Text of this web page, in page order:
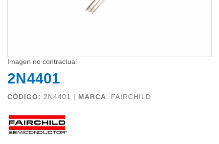
Imagen no contractual
2N4401
CÓDIGO: 2N4401 | MARCA: FAIRCHILD